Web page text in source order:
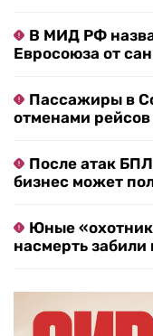
В МИД РФ
Евросоюза от
Пассажиры в
отменами
После атак
бизнес может
Юные
насмерть